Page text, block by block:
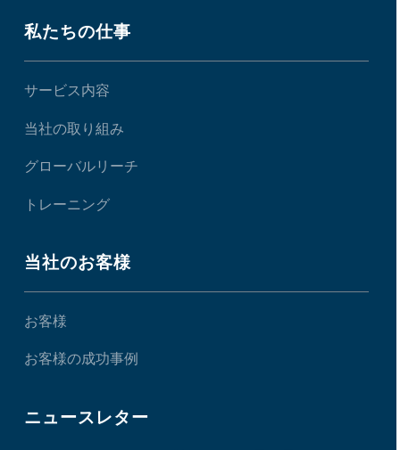
私たちの仕事
サービス内容
当社の取り組み
グローバルリーチ
トレーニング
当社のお客様
お客様
お客様の成功事例
ニュースレター